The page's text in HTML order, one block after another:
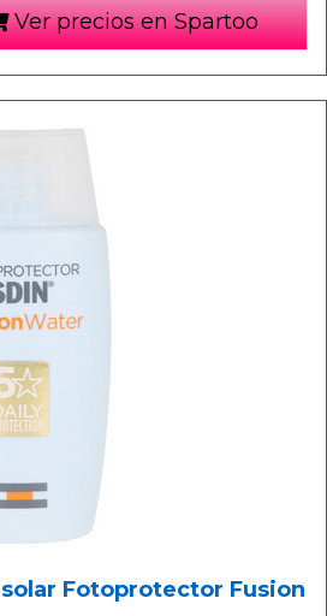
Ver precios en Spartoo
Fotoprotector Fusion